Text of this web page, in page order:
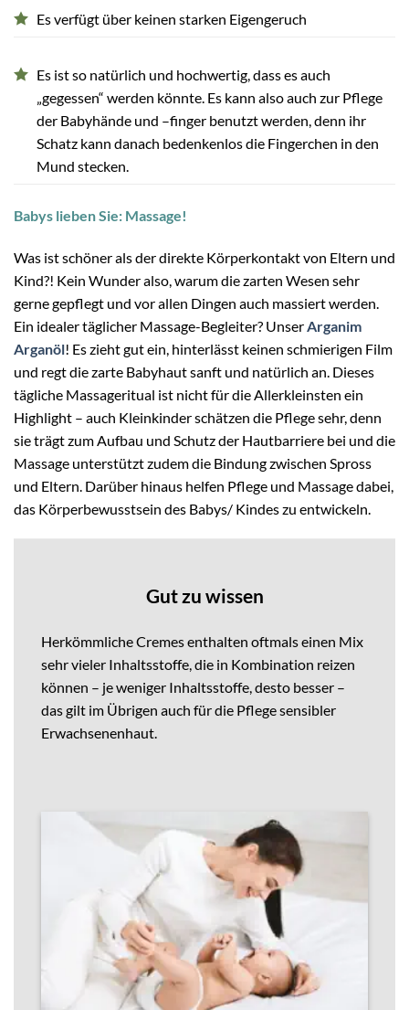
Es verfügt über keinen starken Eigengeruch
Es ist so natürlich und hochwertig, dass es auch
„gegessen“ werden könnte. Es kann also auch zur Pflege
der Babyhände und –finger benutzt werden, denn ihr
Schatz kann danach bedenkenlos die Fingerchen in den
Mund stecken.
Babys lieben Sie: Massage!
Was ist schöner als der direkte Körperkontakt von Eltern und
Kind?! Kein Wunder also, warum die zarten Wesen sehr
gerne gepflegt und vor allen Dingen auch massiert werden.
Ein idealer täglicher Massage-Begleiter? Unser Arganim
Arganöl! Es zieht gut ein, hinterlässt keinen schmierigen Film
und regt die zarte Babyhaut sanft und natürlich an. Dieses
tägliche Massageritual ist nicht für die Allerkleinsten ein
Highlight – auch Kleinkinder schätzen die Pflege sehr, denn
sie trägt zum Aufbau und Schutz der Hautbarriere bei und die
Massage unterstützt zudem die Bindung zwischen Spross
und Eltern. Darüber hinaus helfen Pflege und Massage dabei,
das Körperbewusstsein des Babys/ Kindes zu entwickeln.
Gut zu wissen
Herkömmliche Cremes enthalten oftmals einen Mix
sehr vieler Inhaltsstoffe, die in Kombination reizen
können – je weniger Inhaltsstoffe, desto besser –
das gilt im Übrigen auch für die Pflege sensibler
Erwachsenenhaut.